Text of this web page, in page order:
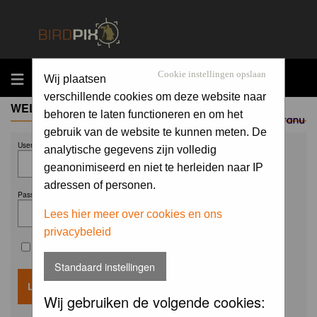
MENU
Sponsored by
Cookie instellingen opslaan
Wij plaatsen
verschillende cookies om deze website naar
behoren te laten functioneren en om het
gebruik van de website te kunnen meten. De
analytische gegevens zijn volledig
geanonimiseerd en niet te herleiden naar IP
adressen of personen.
Lees hier meer over cookies en ons
privacybeleid
Standaard instellingen
Wij gebruiken de volgende cookies:
WELCOME GUEST
Username:
Password: